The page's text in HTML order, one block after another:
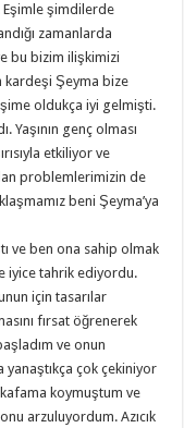
Eşimle şimdilerde
zamanlarda
bu bizim ilişkimizi
kardeşi Şeyma bize
oldukça iyi gelmişti.
Yaşının genç olması
etkiliyor ve
problemlerimizin de
beni Şeyma’ya
ve ben ona sahip olmak
iyice tahrik ediyordu.
için tasarılar
fırsat öğrenerek
ve onun
çok çekiniyor
koymuştum ve
arzuluyordum. Azıcık